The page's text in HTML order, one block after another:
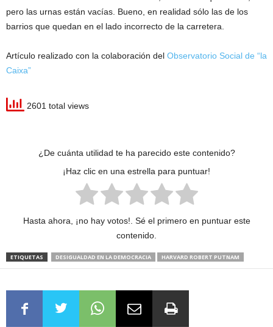
pero las urnas están vacías. Bueno, en realidad sólo las de los
barrios que quedan en el lado incorrecto de la carretera.
Artículo realizado con la colaboración del Observatorio Social de “la
Caixa”
2601 total views
¿De cuánta utilidad te ha parecido este contenido?
¡Haz clic en una estrella para puntuar!
Hasta ahora, ¡no hay votos!. Sé el primero en puntuar este
contenido.
ETIQUETAS DESIGUALDAD EN LA DEMOCRACIA HARVARD ROBERT PUTNAM